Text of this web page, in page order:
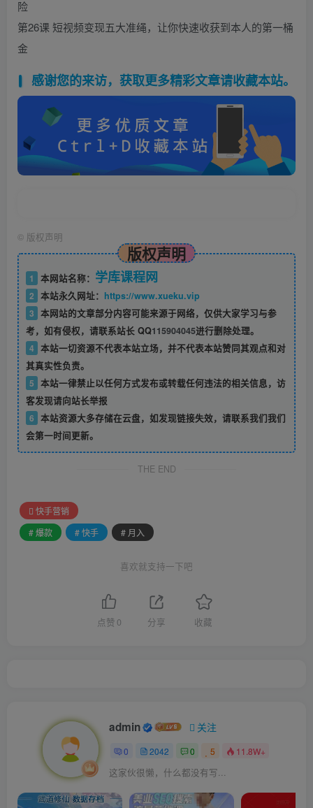
险
第26课 短视频变现五大准绳，让你快速收获到本人的第一桶
金
感谢您的来访，获取更多精彩文章请收藏本站。
© 版权声明
版权声明
1 本网站名称： 学库课程网
2 本站永久网址： https://www.xueku.vip
3 本网站的文章部分内容可能来源于网络，仅供大家学习与参
考，如有侵权，请联系站长 QQ115904045进行删除处理。
4 本站一切资源不代表本站立场，并不代表本站赞同其观点和对
其真实性负责。
5 本站一律禁止以任何方式发布或转载任何违法的相关信息，访
客发现请向站长举报
6 本站资源大多存储在云盘，如发现链接失效，请联系我们我们
会第一时间更新。
THE END
快手营销
# 爆款
# 快手 # 月入
喜欢就支持一下吧
点赞 0 分享 收藏
admin 关注
0 2042 0 5 11.8W+
这家伙很懒，什么都没有写...